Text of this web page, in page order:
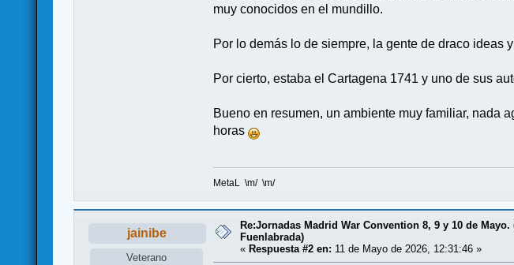
muy conocidos en el mundillo.
Por lo demás lo de siempre, la gente de draco ideas
Por cierto, estaba el Cartagena 1741 y uno de sus
Bueno en resumen, un ambiente muy familiar, nada
horas
MetaL \m/ \m/
jainibe
Veterano
Re:Jornadas Madrid War Convention 8, 9 y 10 de Mayo.
Fuenlabrada)
«Respuesta #2 en: 11 de Mayo de 2026, 12:31:46 »